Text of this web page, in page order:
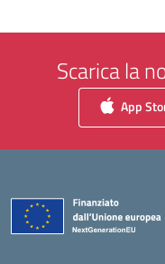
Scarica la
App